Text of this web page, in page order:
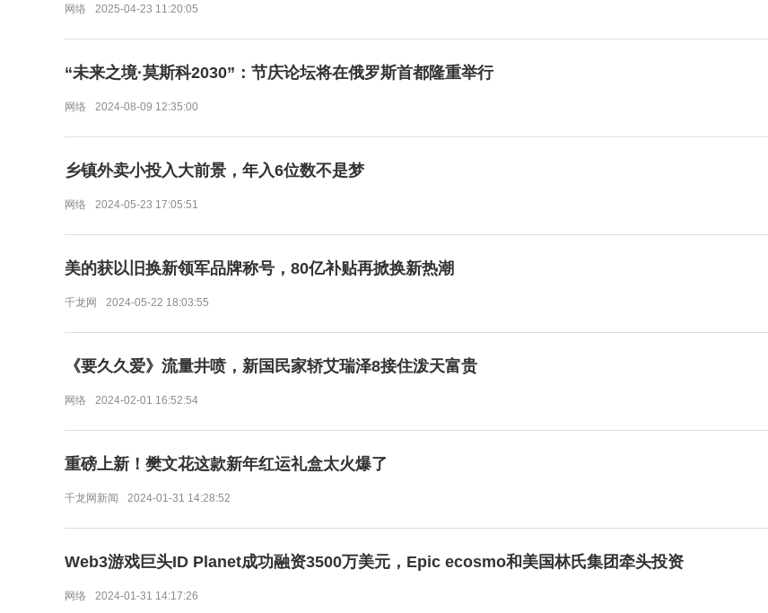
网络 2025-04-23 11:20:05
“未来之境·莫斯科2030”：节庆论坛将在俄罗斯首都隆重举行
网络 2024-08-09 12:35:00
乡镇外卖小投入大前景，年入6位数不是梦
网络 2024-05-23 17:05:51
美的获以旧换新领军品牌称号，80亿补贴再掀换新热潮
千龙网 2024-05-22 18:03:55
《要久久爱》流量井喷，新国民家轿艾瑞泽8接住泼天富贵
网络 2024-02-01 16:52:54
重磅上新！樊文花这款新年红运礼盒太火爆了
千龙网新闻 2024-01-31 14:28:52
Web3游戏巨头ID Planet成功融资3500万美元，Epic ecosmo和美国林氏集团牵头投资
网络 2024-01-31 14:17:26